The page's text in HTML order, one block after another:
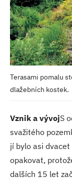
Terasami pomalu
dlažebních kostek.
Vznik a vývojS
svažitého
jí bylo asi
opakovat,
dalších 15 let